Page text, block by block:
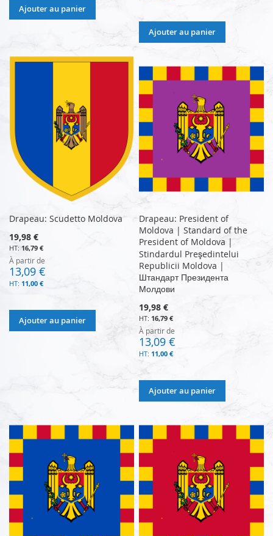
Ajouter au panier
Ajouter au panier
Drapeau: Scudetto Moldova
19,98 €
16,79 €
À partir de
13,09 €
11,00 €
Ajouter au panier
Drapeau: President of
Moldova | Standard of the
President of Moldova |
Stindardul Preşedintelui
Republicii Moldova |
Штандарт Президента
Молдови
19,98 €
16,79 €
À partir de
13,09 €
11,00 €
Ajouter au panier